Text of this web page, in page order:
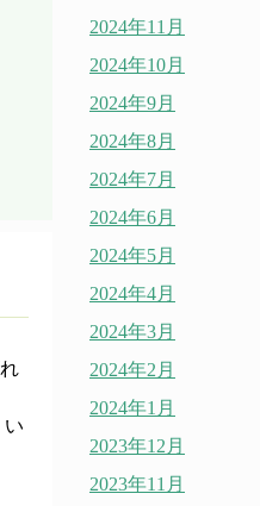
い
2024年11月
2024年10月
2024年9月
2024年8月
2024年7月
2024年6月
2024年5月
2024年4月
2024年3月
2024年2月
2024年1月
2023年12月
2023年11月